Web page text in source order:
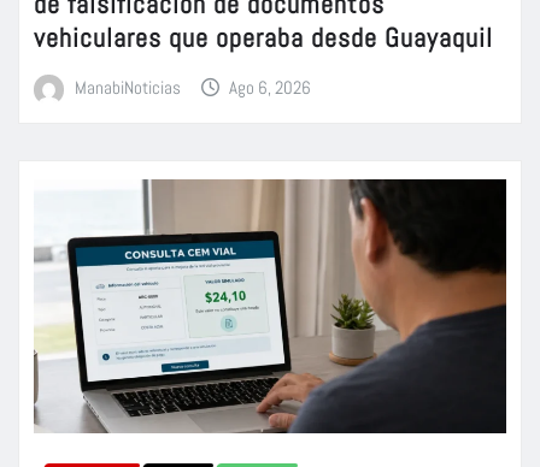
vehiculares que operaba desde Guayaquil
ManabiNoticias Ago 6, 2026